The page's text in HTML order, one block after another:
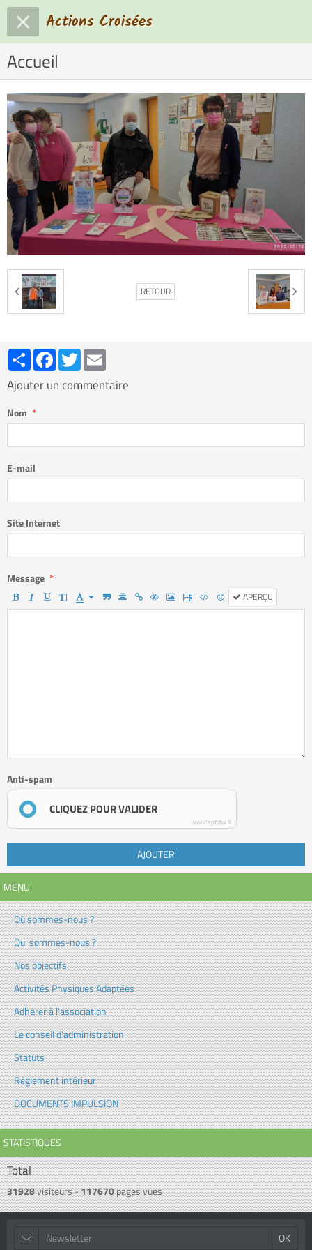
Actions Croisées
Accueil
RETOUR
PartagerFacebookTwitter
Ajouter un commentaire
Nom
E-mail
Site Internet
Message
APERÇU
Anti-spam
CLIQUEZ POUR VALIDER
IconCaptcha ©
AJOUTER
MENU
Où sommes-nous ?
Qui sommes-nous ?
Nos objectifs
Activités Physiques Adaptées
Adhérer à l'association
Le conseil d'administration
Statuts
Règlement intérieur
DOCUMENTS IMPULSION
STATISTIQUES
Total
31928visiteurs -117670pages vues